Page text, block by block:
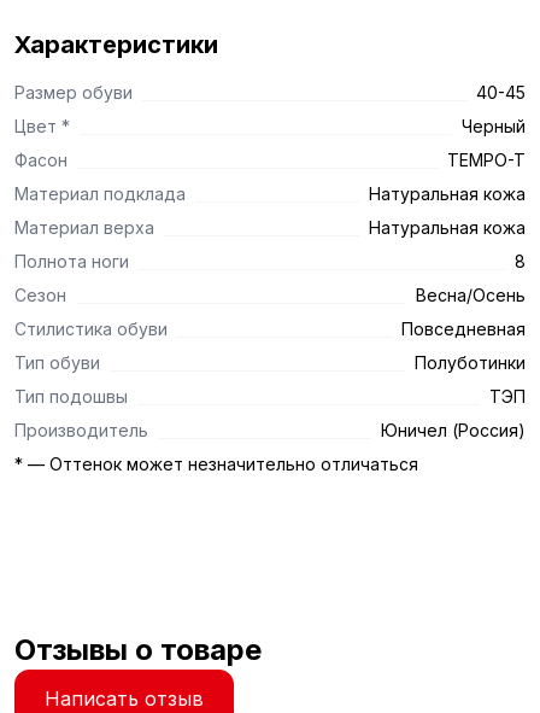
Характеристики
Размер обуви
40-45
Цвет *
Черный
Фасон
TEMPO-T
Материал подклада
Натуральная кожа
Материал верха
Натуральная кожа
Полнота ноги
8
Сезон
Весна/Осень
Стилистика обуви
Повседневная
Тип обуви
Полуботинки
Тип подошвы
ТЭП
Производитель
Юничел (Россия)
* — Оттенок может незначительно отличаться
Отзывы о товаре
Написать отзыв